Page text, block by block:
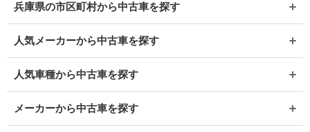
兵庫県の市区町村から中古車を探す
人気メーカーから中古車を探す
人気車種から中古車を探す
メーカーから中古車を探す